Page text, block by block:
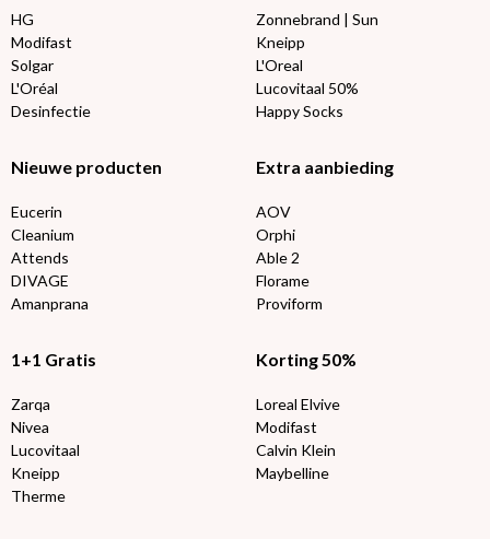
HG
Modifast
Solgar
L'Oréal
Desinfectie
Zonnebrand | Sun
Kneipp
L'Oreal
Lucovitaal 50%
Happy Socks
Nieuwe producten
Eucerin
Cleanium
Attends
DIVAGE
Amanprana
Extra aanbieding
AOV
Orphi
Able 2
Florame
Proviform
1+1 Gratis
Zarqa
Nivea
Lucovitaal
Kneipp
Therme
Korting 50%
Loreal Elvive
Modifast
Calvin Klein
Maybelline